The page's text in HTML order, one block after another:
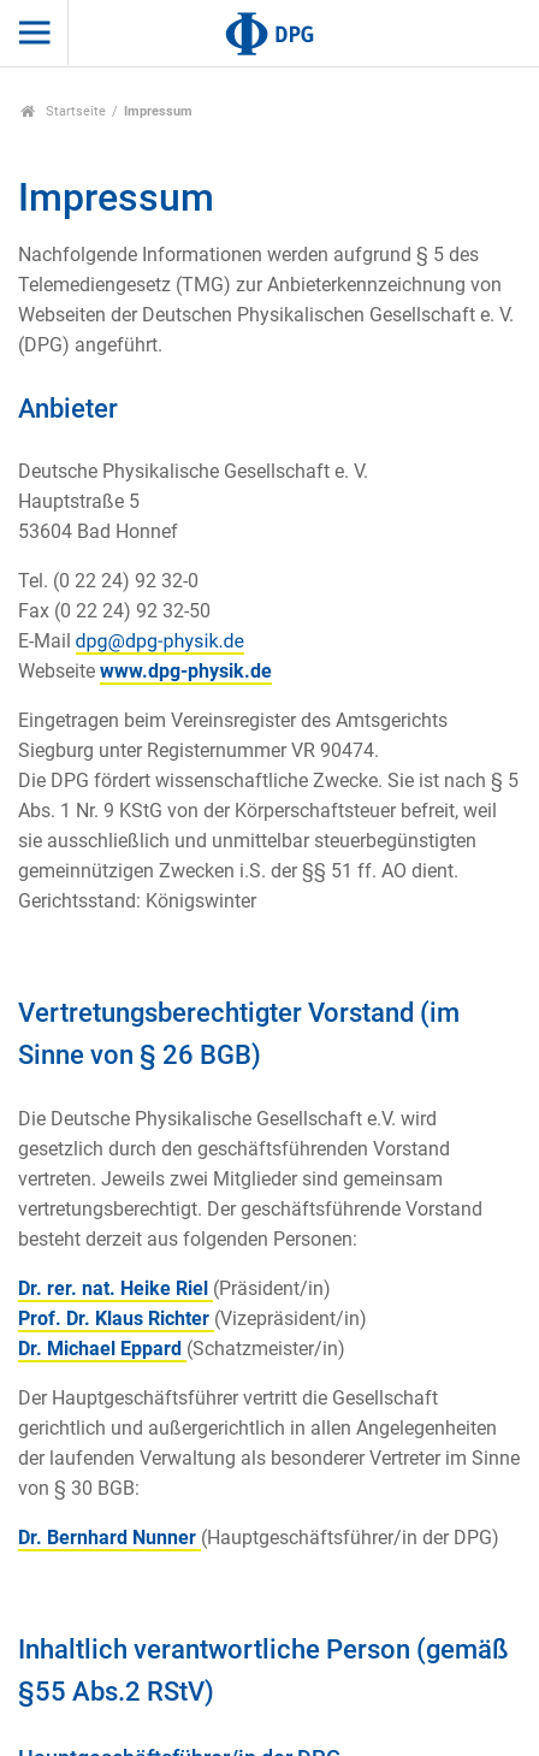
Startseite Impressum
Impressum
Nachfolgende Informationen werden aufgrund § 5 des
Telemediengesetz (TMG) zur Anbieterkennzeichnung von
Webseiten der Deutschen Physikalischen Gesellschaft e. V.
(DPG) angeführt.
Anbieter
Deutsche Physikalische Gesellschaft e. V.
Hauptstraße 5
53604 Bad Honnef
Tel. (0 22 24) 92 32-0
Fax (0 22 24) 92 32-50
E-Mail
Webseite www.dpg-physik.de
Eingetragen beim Vereinsregister des Amtsgerichts
Siegburg unter Registernummer VR 90474.
Die DPG fördert wissenschaftliche Zwecke. Sie ist nach § 5
Abs. 1 Nr. 9 KStG von der Körperschaftsteuer befreit, weil
sie ausschließlich und unmittelbar steuerbegünstigten
gemeinnützigen Zwecken i.S. der §§ 51 ff. AO dient.
Gerichtsstand: Königswinter
Vertretungsberechtigter Vorstand (im
Sinne von § 26 BGB)
Die Deutsche Physikalische Gesellschaft e.V. wird
gesetzlich durch den geschäftsführenden Vorstand
vertreten. Jeweils zwei Mitglieder sind gemeinsam
vertretungsberechtigt. Der geschäftsführende Vorstand
besteht derzeit aus folgenden Personen:
Dr. rer. nat. Heike Riel (Präsident/in)
Prof. Dr. Klaus Richter (Vizepräsident/in)
Dr. Michael Eppard (Schatzmeister/in)
Der Hauptgeschäftsführer vertritt die Gesellschaft
gerichtlich und außergerichtlich in allen Angelegenheiten
der laufenden Verwaltung als besonderer Vertreter im Sinne
von § 30 BGB:
Dr. Bernhard Nunner (Hauptgeschäftsführer/in der DPG)
Inhaltlich verantwortliche Person (gemäß
§55 Abs.2 RStV)